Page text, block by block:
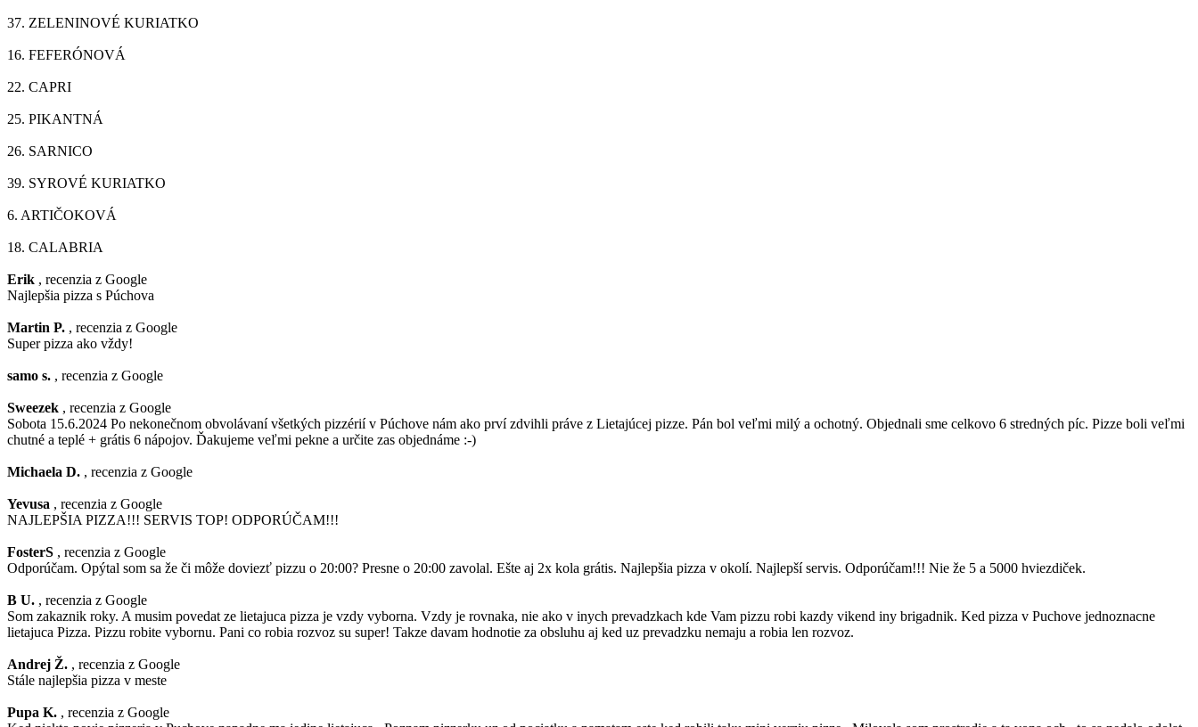
37. ZELENINOVÉ KURIATKO
16. FEFERÓNOVÁ
22. CAPRI
25. PIKANTNÁ
26. SARNICO
39. SYROVÉ KURIATKO
6. ARTIČOKOVÁ
18. CALABRIA
Erik , recenzia z Google
Najlepšia pizza s Púchova
Martin P. , recenzia z Google
Super pizza ako vždy!
samo s. , recenzia z Google
Sweezek , recenzia z Google
Sobota 15.6.2024 Po nekonečnom obvolávaní všetkých pizzérií v Púchove nám ako prví zdvihli práve z Lietajúcej pizze. Pán bol veľmi milý a ochotný. Objednali sme celkovo 6 stredných píc. Pizze boli veľmi
chutné a teplé + grátis 6 nápojov. Ďakujeme veľmi pekne a určite zas objednáme :-)
Michaela D. , recenzia z Google
Yevusa , recenzia z Google
NAJLEPŠIA PIZZA!!! SERVIS TOP! ODPORÚČAM!!!
FosterS , recenzia z Google
Odporúčam. Opýtal som sa že či môže doviezť pizzu o 20:00? Presne o 20:00 zavolal. Ešte aj 2x kola grátis. Najlepšia pizza v okolí. Najlepší servis. Odporúčam!!! Nie že 5 a 5000 hviezdiček.
B U. , recenzia z Google
Som zakaznik roky. A musim povedat ze lietajuca pizza je vzdy vyborna. Vzdy je rovnaka, nie ako v inych prevadzkach kde Vam pizzu robi kazdy vikend iny brigadnik. Ked pizza v Puchove jednoznacne
lietajuca Pizza. Pizzu robite vybornu. Pani co robia rozvoz su super! Takze davam hodnotie za obsluhu aj ked uz prevadzku nemaju a robia len rozvoz.
Andrej Ž. , recenzia z Google
Stále najlepšia pizza v meste
Pupa K. , recenzia z Google